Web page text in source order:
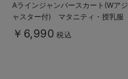
Aラインジャンパースカート(Wアジ
ャスター付) マタニティ・授乳服
【出産後も長く着られる】
￥6,990 税込